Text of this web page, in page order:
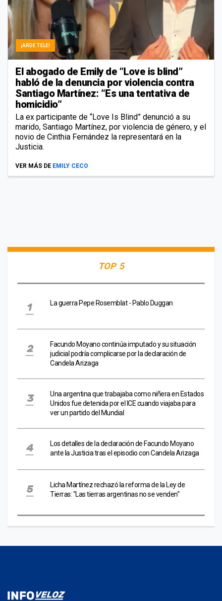
¡ARDE TELE!
El abogado de Emily de “Love is blind”
habló de la denuncia por violencia contra
Santiago Martínez: “Es una tentativa de
homicidio”
La ex participante de “Love Is Blind” denunció a su
marido, Santiago Martínez, por violencia de género, y el
novio de Cinthia Fernández la representará en la
Justicia.
VER MÁS DE EMILY CECO
TOP 5
La guerra Pepe Rosemblat - Pablo Duggan
Facundo Moyano continúa imputado y su situación
judicial podría complicarse por la declaración de
Candela Arizaga
Una argentina que trabajaba como niñera en Estados
Unidos fue detenida por el ICE cuando viajaba para
ver un partido del Mundial
Los detalles de la declaración de Facundo Moyano
ante la Justicia tras el episodio con Candela Arizaga
Licha Martínez rechazó la reforma de la Ley de
Tierras: "Las tierras argentinas no se venden"